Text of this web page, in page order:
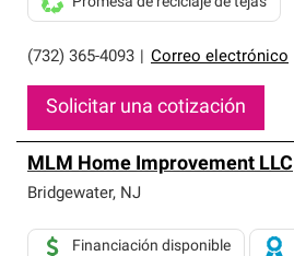
(732) 365-4093 Correo electrónico
Solicitar una cotización
MLM Home Improvement LLC
Bridgewater, NJ
Financiación disponible